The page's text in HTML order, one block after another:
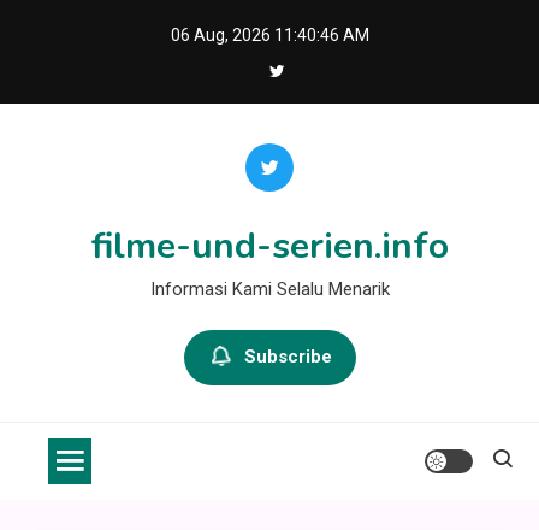
06 Aug, 2026 11:40:46 AM
filme-und-serien.info
Informasi Kami Selalu Menarik
Subscribe